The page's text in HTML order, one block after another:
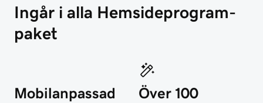
Ingår i alla Hemsideprogram-
paket
Mobilanpassad
Över 100